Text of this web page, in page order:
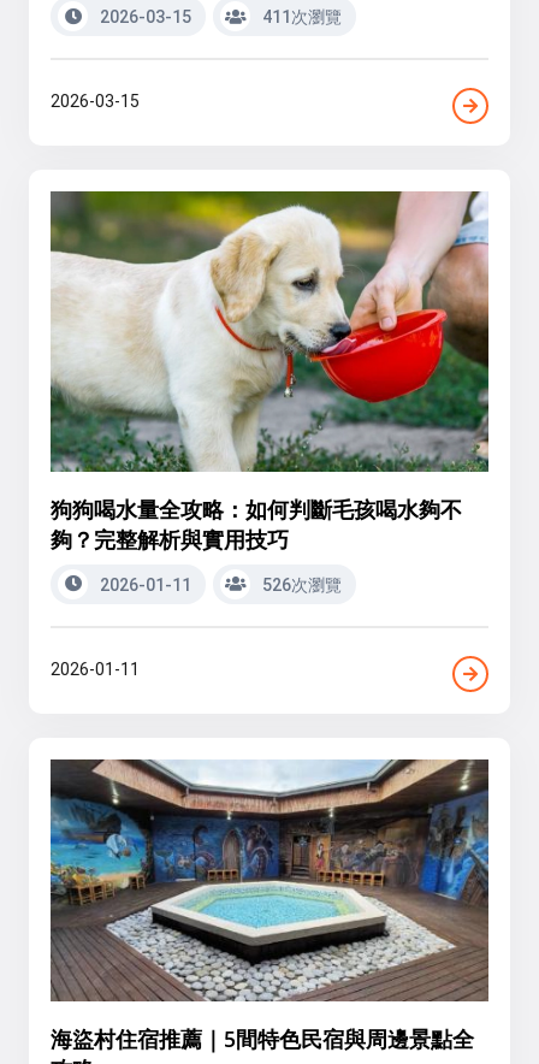
2026-03-15 411次瀏覽
2026-03-15
狗狗喝水量全攻略：如何判斷毛孩喝水夠不
夠？完整解析與實用技巧
2026-01-11 526次瀏覽
2026-01-11
海盜村住宿推薦｜5間特色民宿與周邊景點全